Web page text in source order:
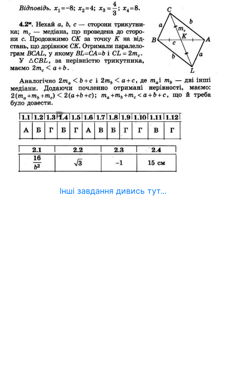
Інші завдання дивись тут...